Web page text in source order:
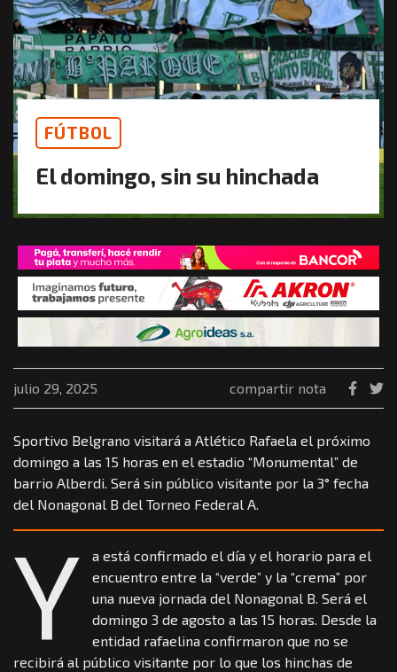
FÚTBOL
El domingo, sin su hinchada
julio 29, 2025 compartir nota
Sportivo Belgrano visitará a Atlético Rafaela el próximo
domingo a las 15 horas en el estadio “Monumental” de
barrio Alberdi. Será sin público visitante por la 3° fecha
del Nonagonal B del Torneo Federal A.
Y
a está confirmado el día y el horario para el
encuentro entre la “verde” y la “crema” por
una nueva jornada del Nonagonal B. Será el
domingo 3 de agosto a las 15 horas. Desde la
entidad rafaelina confirmaron que no se
recibirá al público visitante por lo que los hinchas de